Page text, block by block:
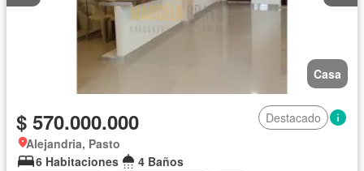
Casa
$ 570.000.000
Destacado
Alejandria, Pasto
6 Habitaciones
4 Baños